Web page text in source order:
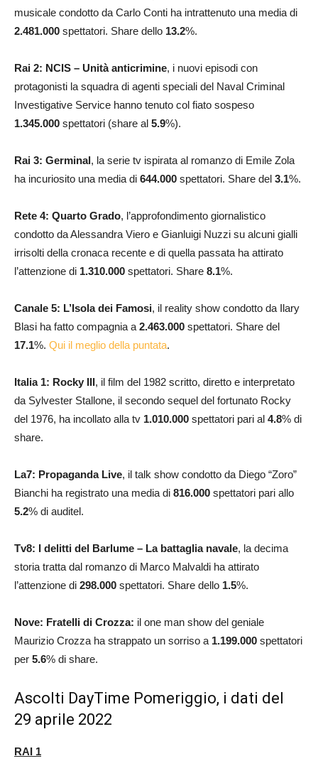
musicale condotto da Carlo Conti ha intrattenuto una media di
2.481.000 spettatori. Share dello 13.2%.
Rai 2: NCIS – Unità anticrimine, i nuovi episodi con
protagonisti la squadra di agenti speciali del Naval Criminal
Investigative Service hanno tenuto col fiato sospeso
1.345.000 spettatori (share al 5.9%).
Rai 3: Germinal, la serie tv ispirata al romanzo di Emile Zola
ha incuriosito una media di 644.000 spettatori. Share del 3.1%.
Rete 4: Quarto Grado, l’approfondimento giornalistico
condotto da Alessandra Viero e Gianluigi Nuzzi su alcuni gialli
irrisolti della cronaca recente e di quella passata ha attirato
l’attenzione di 1.310.000 spettatori. Share 8.1%.
Canale 5: L’Isola dei Famosi, il reality show condotto da Ilary
Blasi ha fatto compagnia a 2.463.000 spettatori. Share del
17.1%. Qui il meglio della puntata.
Italia 1: Rocky III, il film del 1982 scritto, diretto e interpretato
da Sylvester Stallone, il secondo sequel del fortunato Rocky
del 1976, ha incollato alla tv 1.010.000 spettatori pari al 4.8% di
share.
La7: Propaganda Live, il talk show condotto da Diego “Zoro”
Bianchi ha registrato una media di 816.000 spettatori pari allo
5.2% di auditel.
Tv8: I delitti del Barlume – La battaglia navale, la decima
storia tratta dal romanzo di Marco Malvaldi ha attirato
l’attenzione di 298.000 spettatori. Share dello 1.5%.
Nove: Fratelli di Crozza: il one man show del geniale
Maurizio Crozza ha strappato un sorriso a 1.199.000 spettatori
per 5.6% di share.
Ascolti DayTime Pomeriggio, i dati del
29 aprile 2022
RAI 1